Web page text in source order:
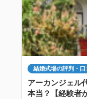
結婚式場の評判・口
アーカンジェル
本当？【経験者